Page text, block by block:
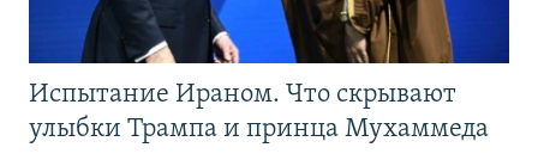
Испытание Ираном. Что скрывают
улыбки Трампа и принца Мухаммеда